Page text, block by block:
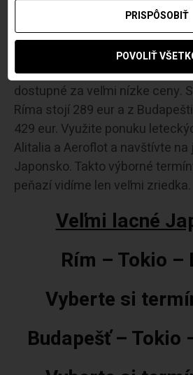
Ak ste vždy túžili nazrieť do
vychádzajúceho slnka, táto
páčiť. Najmodernejšie mesto
dostupné za veľmi nízke ceny.
Ríma stojí 289 eur a z
429 eur. Využite ponuku
Alitalia a Aeroflot a navštívte na
Japonsko. Takto výborné
peňazí vidíme len veľmi zriedka.
Veľmi lacné
Rím – Tokio –
Vyberte si
Budapešť – Tokio
PRISPÔSOBIŤ
POVOLIŤ